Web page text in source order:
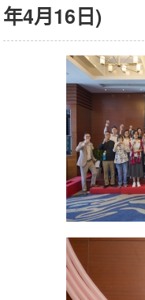
活動/講座
會員通訊
聯絡我們
年4月16日)